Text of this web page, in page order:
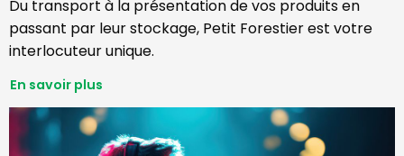
Du transport à la présentation de vos produits en
passant par leur stockage, Petit Forestier est votre
interlocuteur unique.
En savoir plus